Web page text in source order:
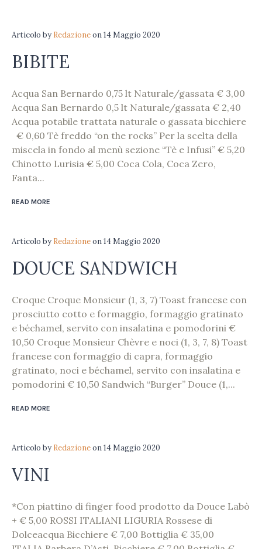
Articolo by Redazioneon14 Maggio 2020
BIBITE
Acqua San Bernardo 0,75 lt Naturale/gassata € 3,00
Acqua San Bernardo 0,5 lt Naturale/gassata € 2,40
Acqua potabile trattata naturale o gassata bicchiere
€ 0,60 Tè freddo “on the rocks” Per la scelta della
miscela in fondo al menù sezione “Tè e Infusi” € 5,20
Chinotto Lurisia € 5,00 Coca Cola, Coca Zero,
Fanta...
READ MORE
Articolo by Redazioneon14 Maggio 2020
DOUCE SANDWICH
Croque Croque Monsieur (1, 3, 7) Toast francese con
prosciutto cotto e formaggio, formaggio gratinato
e béchamel, servito con insalatina e pomodorini €
10,50 Croque Monsieur Chèvre e noci (1, 3, 7, 8) Toast
francese con formaggio di capra, formaggio
gratinato, noci e béchamel, servito con insalatina e
pomodorini € 10,50 Sandwich “Burger” Douce (1,...
READ MORE
Articolo by Redazioneon14 Maggio 2020
VINI
*Con piattino di finger food prodotto da Douce Labò
+ € 5,00 ROSSI ITALIANI LIGURIA Rossese di
Dolceacqua Bicchiere € 7,00 Bottiglia € 35,00